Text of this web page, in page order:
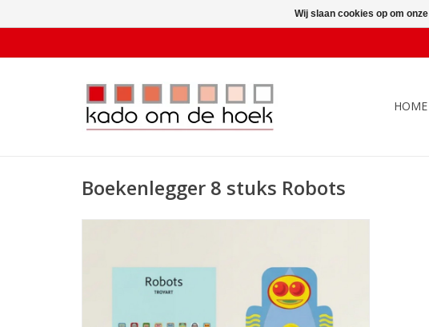
HOME
Boekenlegger 8 stuks Robots
Wij slaan cookies op om